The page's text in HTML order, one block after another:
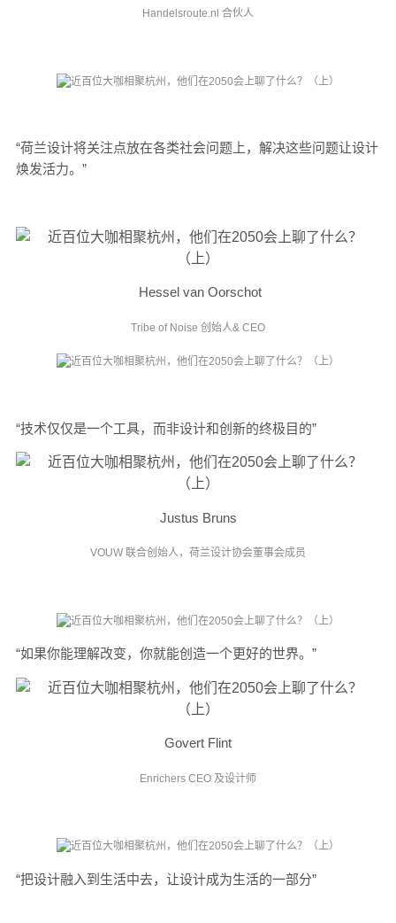
Handelsroute.nl 合伙人
“荷兰设计将关注点放在各类社会问题上，解决这些问题让设计
焕发活力。”
Hessel van Oorschot
Tribe of Noise 创始人& CEO
“技术仅仅是一个工具，而非设计和创新的终极目的”
Justus Bruns
VOUW 联合创始人，荷兰设计协会董事会成员
“如果你能理解改变，你就能创造一个更好的世界。”
Govert Flint
Enrichers CEO 及设计师
“把设计融入到生活中去，让设计成为生活的一部分”